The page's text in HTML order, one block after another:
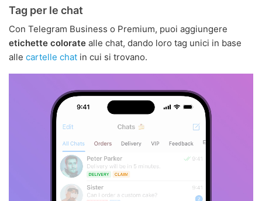
Tag per le chat
Con Telegram Business o Premium, puoi aggiungere
etichette colorate alle chat, dando loro tag unici in base
alle cartelle chat in cui si trovano.